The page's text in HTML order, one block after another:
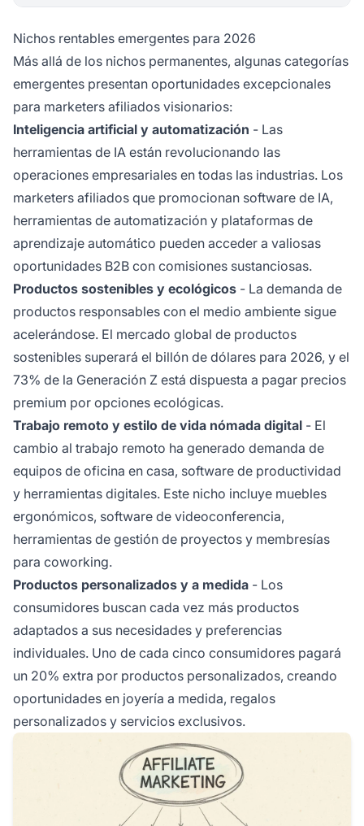
Nichos rentables emergentes para 2026
Más allá de los nichos permanentes, algunas categorías
emergentes presentan oportunidades excepcionales
para marketers afiliados visionarios:
Inteligencia artificial y automatización - Las
herramientas de IA están revolucionando las
operaciones empresariales en todas las industrias. Los
marketers afiliados que promocionan software de IA,
herramientas de automatización y plataformas de
aprendizaje automático pueden acceder a valiosas
oportunidades B2B con comisiones sustanciosas.
Productos sostenibles y ecológicos - La demanda de
productos responsables con el medio ambiente sigue
acelerándose. El mercado global de productos
sostenibles superará el billón de dólares para 2026, y el
73% de la Generación Z está dispuesta a pagar precios
premium por opciones ecológicas.
Trabajo remoto y estilo de vida nómada digital - El
cambio al trabajo remoto ha generado demanda de
equipos de oficina en casa, software de productividad
y herramientas digitales. Este nicho incluye muebles
ergonómicos, software de videoconferencia,
herramientas de gestión de proyectos y membresías
para coworking.
Productos personalizados y a medida - Los
consumidores buscan cada vez más productos
adaptados a sus necesidades y preferencias
individuales. Uno de cada cinco consumidores pagará
un 20% extra por productos personalizados, creando
oportunidades en joyería a medida, regalos
personalizados y servicios exclusivos.